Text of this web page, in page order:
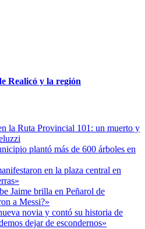
la Ruta Provincial 101: un muerto y
plantó más de 600 árboles en
en la plaza central en
Jaime brilla en Peñarol de
a Messi?»
novia y contó su historia de
dejar de escondernos»